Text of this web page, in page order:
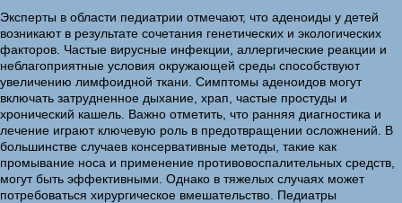
Эксперты в области педиатрии отмечают, что аденоиды у детей
возникают в результате сочетания генетических и экологических
факторов. Частые вирусные инфекции, аллергические реакции и
неблагоприятные условия окружающей среды способствуют
увеличению лимфоидной ткани. Симптомы аденоидов могут
включать затрудненное дыхание, храп, частые простуды и
хронический кашель. Важно отметить, что ранняя диагностика и
лечение играют ключевую роль в предотвращении осложнений. В
большинстве случаев консервативные методы, такие как
промывание носа и применение противовоспалительных средств,
могут быть эффективными. Однако в тяжелых случаях может
потребоваться хирургическое вмешательство. Педиатры